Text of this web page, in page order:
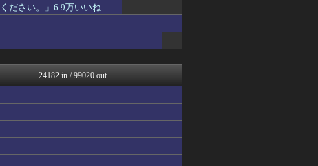
Ask Reddit まと...
けおけお速報
ニチカン！
カンダタ速報
乃木坂46まとめ 乃木りん...
奥様は鬼女-DQN返しまと...
もえるあじあ(･∀･)
ださい。」6.9万いいね
24182 in / 99020 out